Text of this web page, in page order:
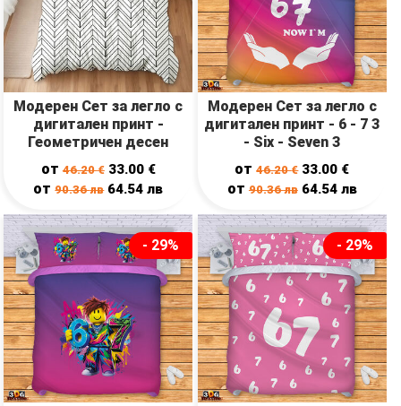
Модерен Сет за легло с
дигитален принт -
Геометричен десен
от46.20€ 33.00 €
от90.36лв 64.54лв
Модерен Сет за легло с
дигитален принт - 6 - 7 3
- Six - Seven 3
от46.20€ 33.00 €
от 90.36лв 64.54 лв
- 29% - 29%